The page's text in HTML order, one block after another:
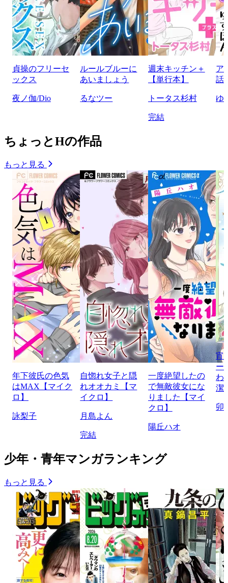
貞操のフリーセ
ックス
夜ノ伽/Dio
ルールブルーに
あいましょう
るなツー
週末キッチン＋
【単行本】
トータス杉村
完結
ア
話
ゆ
ちょっとHの作品
もっと見る
年下彼氏の色気
はMAX【マイク
ロ】
詠梨子
自惚れ女子と隠
れオオカミ【マ
イクロ】
月島よん
完結
一度絶望したの
で無敵彼女にな
りました【マイ
クロ】
陽丘ハオ
宵
ー
わ
潔
卯
少年・青年マンガランキング
もっと見る